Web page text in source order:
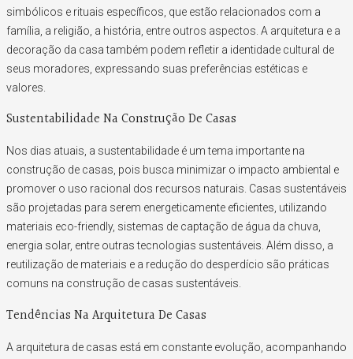
simbólicos e rituais específicos, que estão relacionados com a
família, a religião, a história, entre outros aspectos. A arquitetura e a
decoração da casa também podem refletir a identidade cultural de
seus moradores, expressando suas preferências estéticas e
valores.
Sustentabilidade Na Construção De Casas
Nos dias atuais, a sustentabilidade é um tema importante na
construção de casas, pois busca minimizar o impacto ambiental e
promover o uso racional dos recursos naturais. Casas sustentáveis
são projetadas para serem energeticamente eficientes, utilizando
materiais eco-friendly, sistemas de captação de água da chuva,
energia solar, entre outras tecnologias sustentáveis. Além disso, a
reutilização de materiais e a redução do desperdício são práticas
comuns na construção de casas sustentáveis.
Tendências Na Arquitetura De Casas
A arquitetura de casas está em constante evolução, acompanhando